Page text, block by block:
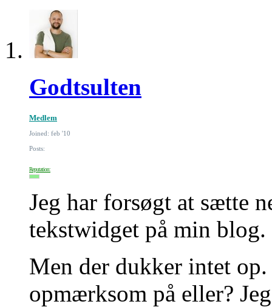
Godtsulten
Medlem
Joined: feb '10
Posts:
Reputation:
Jeg har forsøgt at sætte
tekstwidget på min blog.
Men der dukker intet
opmærksom på eller?